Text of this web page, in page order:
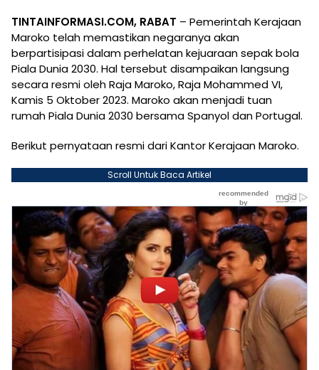
TINTAINFORMASI.COM, RABAT – Pemerintah Kerajaan
Maroko telah memastikan negaranya akan
berpartisipasi dalam perhelatan kejuaraan sepak bola
Piala Dunia 2030. Hal tersebut disampaikan langsung
secara resmi oleh Raja Maroko, Raja Mohammed VI,
Kamis 5 Oktober 2023. Maroko akan menjadi tuan
rumah Piala Dunia 2030 bersama Spanyol dan Portugal.
Berikut pernyataan resmi dari Kantor Kerajaan Maroko.
Scroll Untuk Baca Artikel